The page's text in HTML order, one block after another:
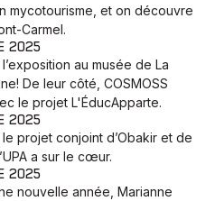
mycotourisme, et on découvre
Carmel.
2025
au musée de La
De leur côté, COSMOSS
le projet L'ÉducApparte.
2025
projet conjoint d’Obakir et de
a sur le cœur.
2025
nouvelle année, Marianne